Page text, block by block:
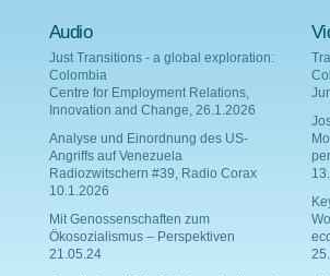
Audio
Just Transitions - a global exploration:
Colombia
Centre for Employment Relations,
Innovation and Change, 26.1.2026
Analyse und Einordnung des US-
Angriffs auf Venezuela
Radiozwitschern #39, Radio Corax
10.1.2026
Mit Genossenschaften zum
Ökosozialismus – Perspektiven
21.05.24